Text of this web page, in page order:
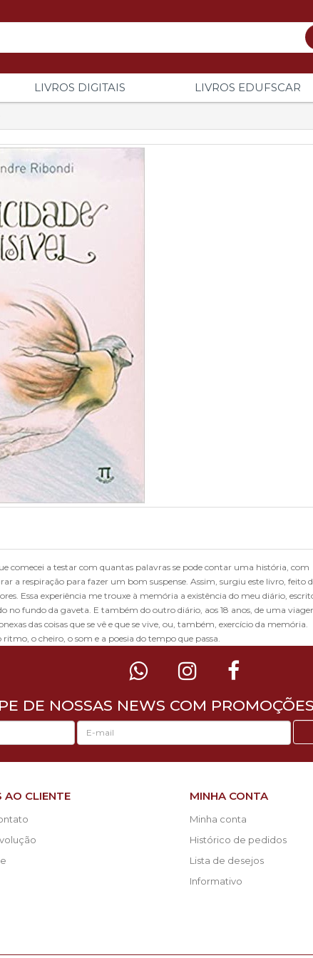
LIVROS DIGITAIS LIVROS EDUFSCAR
comecei a testar com quantas palavras se pode contar uma história, com
a respiração para fazer um bom suspense. Assim, surgiu este livro, feito
Essa experiência me trouxe à memória a existência do meu diário,
no fundo da gaveta. E também do outro diário, aos 18 anos, de uma
das coisas que se vê e que se vive, ou, também, exercício da memória.
o cheiro, o som e a poesia do tempo que passa.
DE NOSSAS NEWS COM
AO CLIENTE MINHA CONTA
Minha conta
Histórico de pedidos
Lista de desejos
Informativo